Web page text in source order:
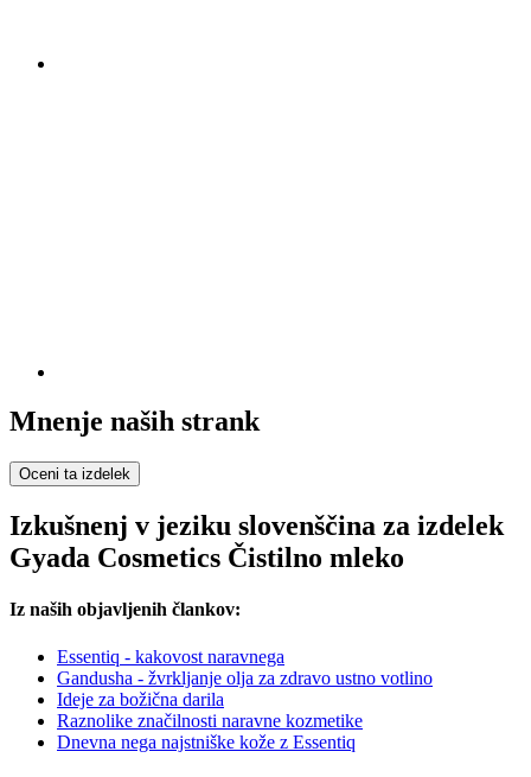
Mnenje naših strank
Oceni ta izdelek
Izkušnenj v jeziku slovenščina za izdelek
Gyada Cosmetics Čistilno mleko
Iz naših objavljenih člankov:
Essentiq - kakovost naravnega
Gandusha - žvrkljanje olja za zdravo ustno votlino
Ideje za božična darila
Raznolike značilnosti naravne kozmetike
Dnevna nega najstniške kože z Essentiq